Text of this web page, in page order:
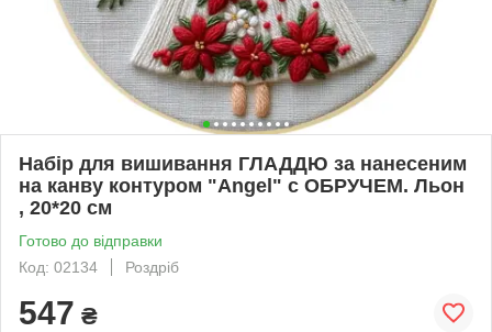
Набір для вишивання ГЛАДДЮ за нанесеним
на канву контуром "Angel" с ОБРУЧЕМ. Льон
, 20*20 см
Готово до відправки
Код: 02134
Роздріб
547 ₴